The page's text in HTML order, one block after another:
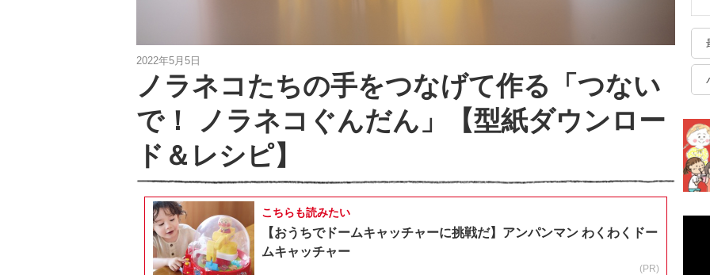
2022年5月5日
ノラネコたちの手をつなげて作る「つない
で！ ノラネコぐんだん」【型紙ダウンロー
ド＆レシピ】
こちらも読みたい
【おうちでドームキャッチャーに挑戦だ】アンパンマン わくわくドー
ムキャッチャー
(PR)